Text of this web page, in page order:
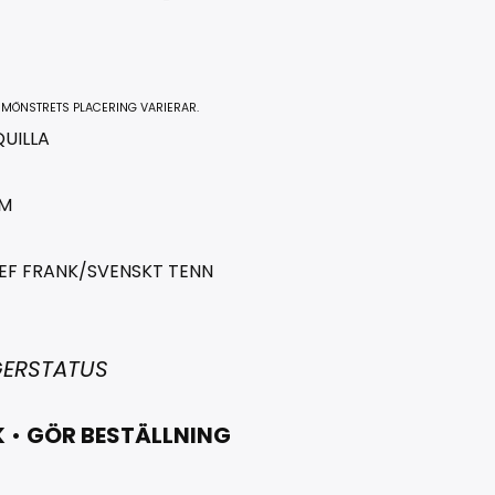
PLACERING VARIERAR.
FRANK/SVENSKT TENN
• GÖR BESTÄLLNING